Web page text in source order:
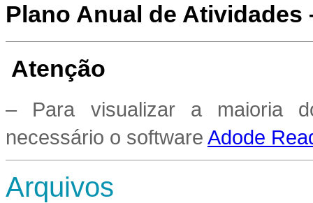
Plano Anual de Atividades
Atenção
– Para visualizar a maioria
necessário o software Adode
Arquivos